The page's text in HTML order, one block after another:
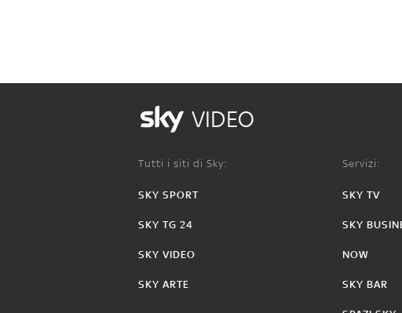
VIDEO
Tutti i siti di Sky:
SKY SPORT
SKY TG 24
SKY VIDEO
SKY ARTE
Servizi:
SKY TV
SKY
NOW
SKY BAR